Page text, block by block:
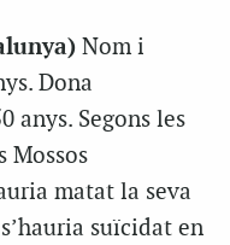
Nom i
Dona
anys. Segons les
Mossos
matat la seva
suïcidat en